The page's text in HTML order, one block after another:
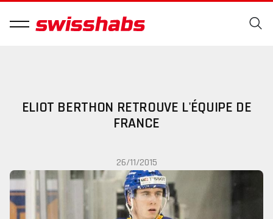
ELIOT BERTHON RETROUVE L'ÉQUIPE DE
FRANCE
26/11/2015